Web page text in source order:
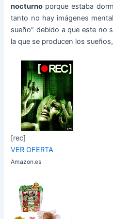
nocturno porque estaba
tanto no hay imágenes
sueño” debido a que este no
la que se producen los
[rec]
VER OFERTA
Amazon.es